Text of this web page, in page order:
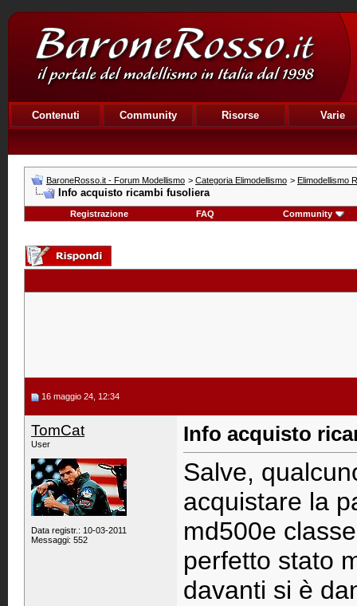
Contenuti Community Risorse Varie
BaroneRosso.it - Forum Modellismo > Categoria Elimodellismo > Elimodellismo
Info acquisto ricambi fusoliera
Registrazione FAQ Community
16 maggio 24, 12:34
TomCat
User
Data registr.: 10-03-2011
Messaggi: 552
Info acquisto
Salve,
acquistare la
md500e
perfetto stato
davanti si è